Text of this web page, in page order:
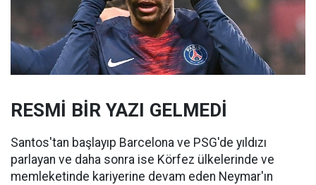
RESMİ BİR YAZI GELMEDİ
Santos'tan başlayıp Barcelona ve PSG'de yıldızı
parlayan ve daha sonra ise Körfez ülkelerinde ve
memleketinde kariyerine devam eden Neymar'ın